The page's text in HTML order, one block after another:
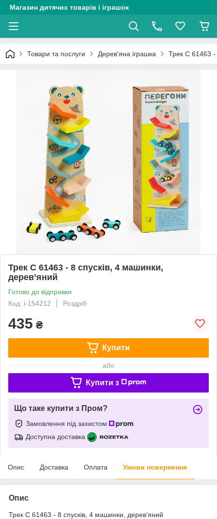
Магазин дитячих товарів і іграшок
Товари та послуги Дерев'яна іграшка Трек C 61463 -
Трек C 61463 - 8 спусків, 4 машинки,
дерев’яний
Готово до відправки
Код: i-154212
Роздріб
435 ₴
Купити
або
Купити з
Що таке купити з Пром?
Замовлення під захистом
Доступна доставка
Опис Доставка Оплата Умови повернення
Опис
Трек C 61463 - 8 спусків, 4 машинки, дерев’яний